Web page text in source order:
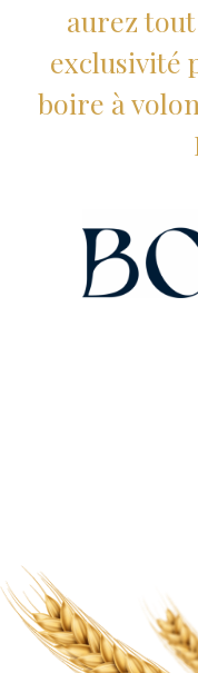
aurez
exclusivité
boire à